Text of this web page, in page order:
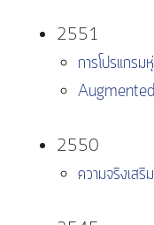
2551
การโปรแกร
2550
ความจริงเสริ